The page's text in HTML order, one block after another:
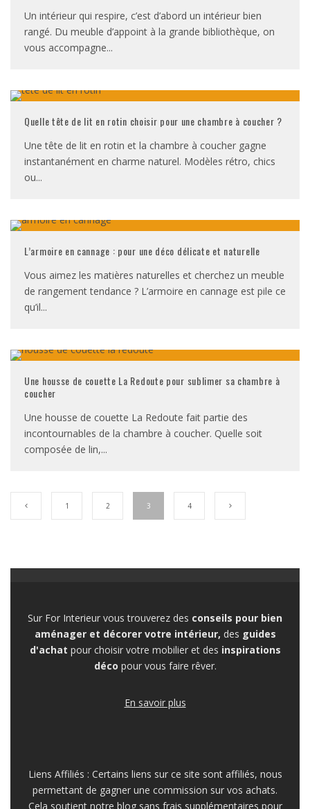
Un intérieur qui respire, c’est d’abord un intérieur bien
rangé. Du meuble d’appoint à la grande bibliothèque, on
vous accompagne...
Quelle tête de lit en rotin choisir pour une chambre à coucher ?
Une tête de lit en rotin et la chambre à coucher gagne
instantanément en charme naturel. Modèles rétro, chics
ou...
L’armoire en cannage : pour une déco délicate et naturelle
Vous aimez les matières naturelles et cherchez un meuble
de rangement tendance ? L’armoire en cannage est pile ce
qu’il...
Une housse de couette La Redoute pour sublimer sa chambre à
coucher
Une housse de couette La Redoute fait partie des
incontournables de la chambre à coucher. Quelle soit
composée de lin,...
1 2 3 4
Sur For Interieur vous trouverez des conseils pour bien
aménager et décorer votre intérieur, des guides
d'achat pour choisir votre mobilier et des inspirations
déco pour vous faire rêver.
En savoir plus
Liens Affiliés : Certains liens sur ce site sont affiliés, nous
permettant de gagner une commission sur vos achats.
Cela soutient notre blog sans frais supplémentaires pour